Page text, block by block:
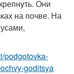
Они
на почве. На
podgotovka-
goditsya